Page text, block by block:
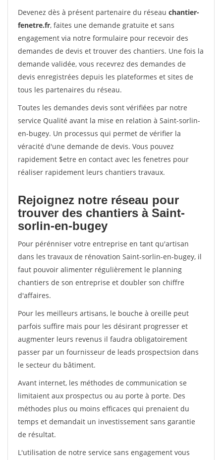
Devenez dès à présent partenaire du réseau chantier-
fenetre.fr, faites une demande gratuite et sans
engagement via notre formulaire pour recevoir des
demandes de devis et trouver des chantiers. Une fois la
demande validée, vous recevrez des demandes de
devis enregistrées depuis les plateformes et sites de
tous les partenaires du réseau.
Toutes les demandes devis sont vérifiées par notre
service Qualité avant la mise en relation à Saint-sorlin-
en-bugey. Un processus qui permet de vérifier la
véracité d'une demande de devis. Vous pouvez
rapidement $etre en contact avec les fenetres pour
réaliser rapidement leurs chantiers travaux.
Rejoignez notre réseau pour
trouver des chantiers à Saint-
sorlin-en-bugey
Pour pérénniser votre entreprise en tant qu'artisan
dans les travaux de rénovation Saint-sorlin-en-bugey, il
faut pouvoir alimenter régulièrement le planning
chantiers de son entreprise et doubler son chiffre
d'affaires.
Pour les meilleurs artisans, le bouche à oreille peut
parfois suffire mais pour les désirant progresser et
augmenter leurs revenus il faudra obligatoirement
passer par un fournisseur de leads prospectsion dans
le secteur du bâtiment.
Avant internet, les méthodes de communication se
limitaient aux prospectus ou au porte à porte. Des
méthodes plus ou moins efficaces qui prenaient du
temps et demandait un investissement sans garantie
de résultat.
L'utilisation de notre service sans engagement vous